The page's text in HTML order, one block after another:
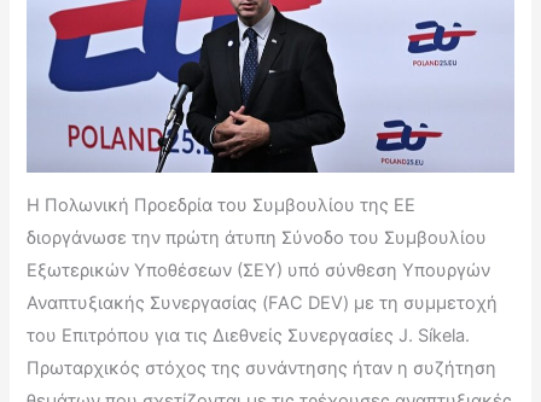
Η Πολωνική Προεδρία του Συμβουλίου της ΕΕ
διοργάνωσε την πρώτη άτυπη Σύνοδο του Συμβουλίου
Εξωτερικών Υποθέσεων (ΣΕΥ) υπό σύνθεση Υπουργών
Αναπτυξιακής Συνεργασίας (FAC DEV) με τη συμμετοχή
του Επιτρόπου για τις Διεθνείς Συνεργασίες J. Síkela.
Πρωταρχικός στόχος της συνάντησης ήταν η συζήτηση